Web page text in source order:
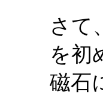
さて
を初
磁石